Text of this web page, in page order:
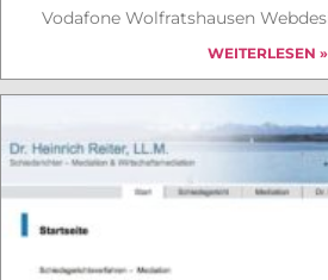
Vodafone Wolfratshausen
WEITERLESEN »